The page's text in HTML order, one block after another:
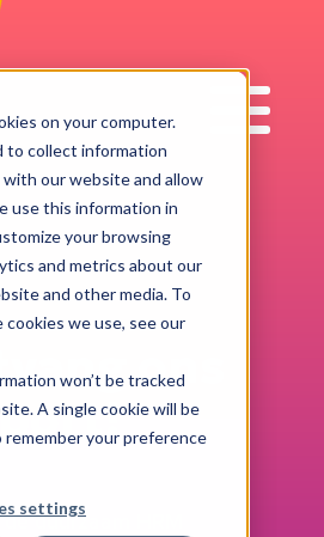
on your computer.
to collect information
our website and allow
use this information in
your browsing
and metrics about our
and other media. To
we use, see our
won’t be tracked
A single cookie will be
your preference
settings
ons
de duurzaam HRM